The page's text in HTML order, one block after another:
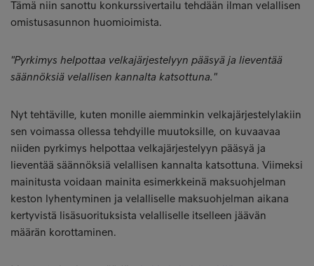
Tämä niin sanottu konkurssivertailu tehdään ilman velallisen
omistusasunnon huomioimista.
"Pyrkimys helpottaa velkajärjestelyyn pääsyä ja lieventää
säännöksiä velallisen kannalta katsottuna."
Nyt tehtäville, kuten monille aiemminkin velkajärjestelylakiin
sen voimassa ollessa tehdyille muutoksille, on kuvaavaa
niiden pyrkimys helpottaa velkajärjestelyyn pääsyä ja
lieventää säännöksiä velallisen kannalta katsottuna. Viimeksi
mainitusta voidaan mainita esimerkkeinä maksuohjelman
keston lyhentyminen ja velalliselle maksuohjelman aikana
kertyvistä lisäsuorituksista velalliselle itselleen jäävän
määrän korottaminen.